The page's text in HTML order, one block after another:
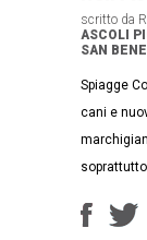
scritto da
ASCOLI
SAN
Spiagge
cani e